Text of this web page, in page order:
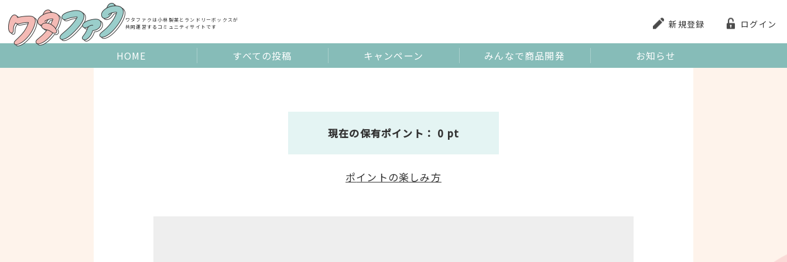
to
content
ワタファクは小林製薬とランドリーボックスが
共同運営するコミュニティサイトです
新規登録 ログイン
HOME すべての投稿 キャンペーン みんなで商品開発 お知らせ
現在の保有ポイント： 0 pt
ポイントの楽しみ方